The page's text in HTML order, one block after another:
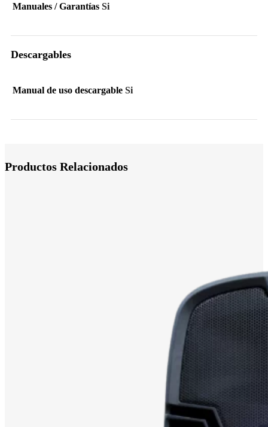
Manuales / Garantías Si
Descargables
Manual de uso descargable Si
Productos Relacionados